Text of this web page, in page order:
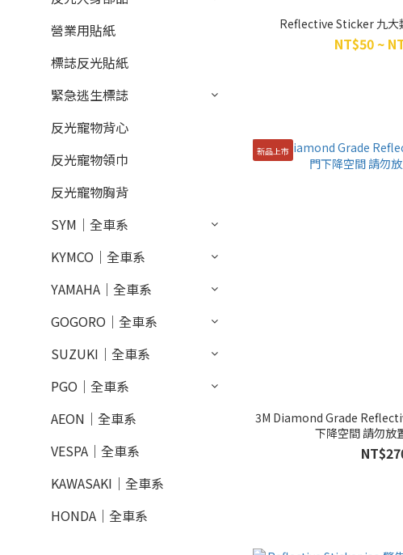
營業用貼紙
標誌反光貼紙
緊急逃生標誌
反光寵物背心
反光寵物領巾
反光寵物胸背
SYM｜全車系
KYMCO｜全車系
YAMAHA｜全車系
GOGORO｜全車系
SUZUKI｜全車系
PGO｜全車系
AEON｜全車系
VESPA｜全車系
KAWASAKI｜全車系
HONDA｜全車系
Reflective Sticker 九大
NT$50 ~
新品上市
3M Diamond Grade
下降空間 請勿放